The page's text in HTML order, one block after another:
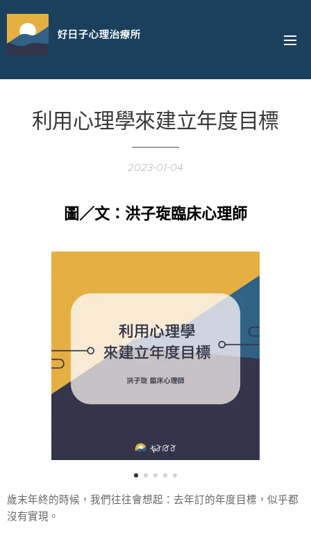
好日子心理治療所
利用心理學來建立年度目標
2023-01-04
圖／文：洪子琁臨床心理師
歲末年終的時候，我們往往會想起：去年訂的年度目標，似乎都
沒有實現。